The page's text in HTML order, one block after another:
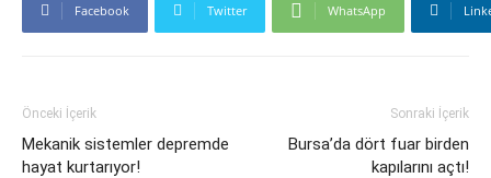
Facebook Twitter WhatsApp
Önceki İçerik
Mekanik sistemler depremde
hayat kurtarıyor!
Sonraki İçerik
Bursa’da dört fuar birden
kapılarını açtı!